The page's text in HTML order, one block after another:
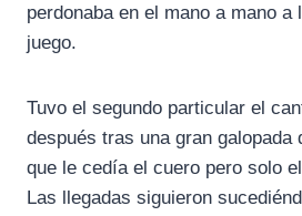
perdonaba en el mano a mano a
juego.
Tuvo el segundo particular el
después tras una gran galopada
que le cedía el cuero pero solo
Las llegadas siguieron